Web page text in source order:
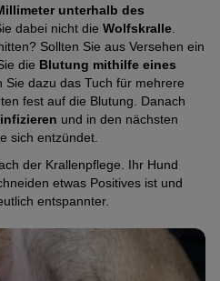
unterhalb des
dabei nicht die Wolfskralle
Sollten Sie aus Versehen ein
die Blutung mithilfe eines
Sie dazu das Tuch für mehrere
fest auf die Blutung. Danach
und in den nächsten
sich entzündet.
der Krallenpflege. Ihr Hund
etwas Positives ist und
entspannter.